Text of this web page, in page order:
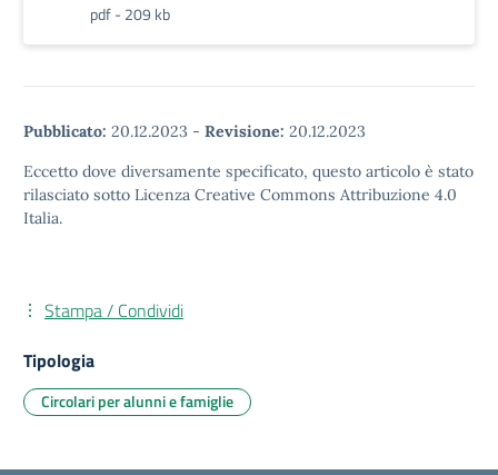
pdf - 209 kb
Pubblicato: 20.12.2023 - Revisione: 20.12.2023
Eccetto dove diversamente specificato, questo articolo è stato
rilasciato sotto Licenza Creative Commons Attribuzione 4.0
Italia.
Stampa / Condividi
Tipologia
Circolari per alunni e famiglie